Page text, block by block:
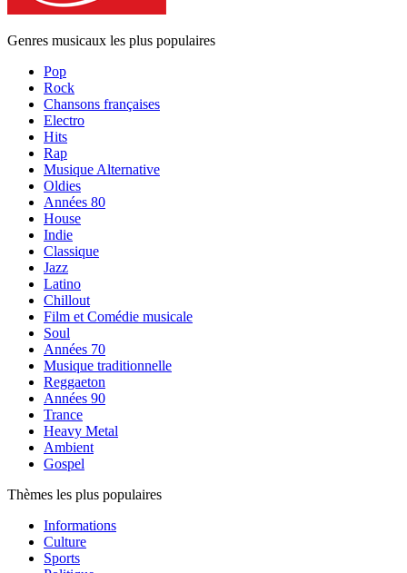
Genres musicaux les plus populaires
Pop
Rock
Chansons françaises
Electro
Hits
Rap
Musique Alternative
Oldies
Années 80
House
Indie
Classique
Jazz
Latino
Chillout
Film et Comédie musicale
Soul
Années 70
Musique traditionnelle
Reggaeton
Années 90
Trance
Heavy Metal
Ambient
Gospel
Thèmes les plus populaires
Informations
Culture
Sports